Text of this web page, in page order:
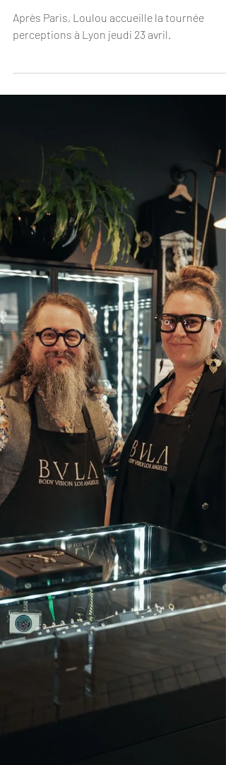
La prochaine étape du
à Lyon chez Loulou
Après Paris, Loulou accueille la tournée
perceptions à Lyon jeudi 23 avril.